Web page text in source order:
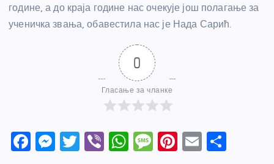
године, а до краја године нас очекује још полагање за
ученичка звања, обавестила нас је Нада Сарић.
0
Гласање за чланке
F
M T
Vi W M Pi E